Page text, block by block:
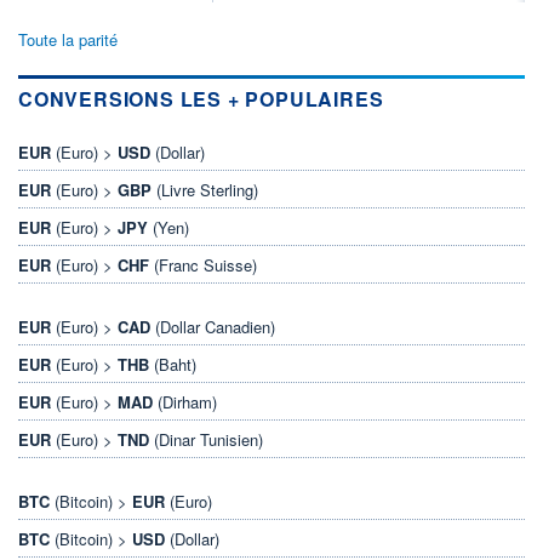
Toute la parité
CONVERSIONS LES + POPULAIRES
EUR (Euro) > USD (Dollar)
EUR (Euro) > GBP (Livre Sterling)
EUR (Euro) > JPY (Yen)
EUR (Euro) > CHF (Franc Suisse)
EUR (Euro) > CAD (Dollar Canadien)
EUR (Euro) > THB (Baht)
EUR (Euro) > MAD (Dirham)
EUR (Euro) > TND (Dinar Tunisien)
BTC (Bitcoin) > EUR (Euro)
BTC (Bitcoin) > USD (Dollar)